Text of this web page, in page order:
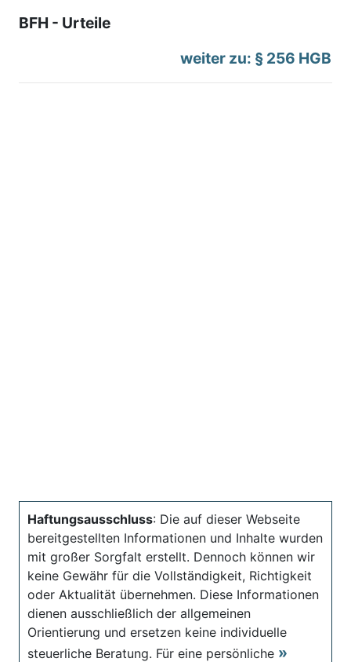
BFH - Urteile
weiter zu: § 256 HGB
Haftungsausschluss: Die auf dieser Webseite
bereitgestellten Informationen und Inhalte wurden
mit großer Sorgfalt erstellt. Dennoch können wir
keine Gewähr für die Vollständigkeit, Richtigkeit
oder Aktualität übernehmen. Diese Informationen
dienen ausschließlich der allgemeinen
Orientierung und ersetzen keine individuelle
steuerliche Beratung. Für eine persönliche